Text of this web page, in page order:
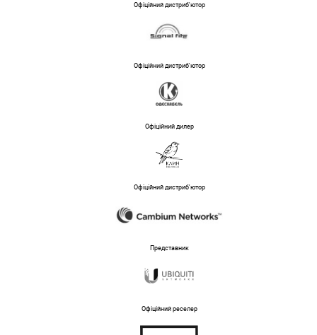
Офіційний дистриб'ютор
Офіційний дистриб'ютор
Офіційний дилер
Офіційний дистриб'ютор
Представник
Офіційний реселер